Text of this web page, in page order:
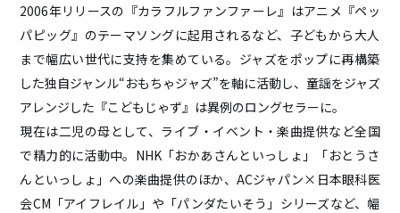
2006年リリースの『カラフルファンファーレ』はアニメ『ペッ
パピッグ』のテーマソングに起用されるなど、子どもから大人
まで幅広い世代に支持を集めている。ジャズをポップに再構築
した独自ジャ ンル“おもちゃジャズ”を軸に活動し、 童謡をジャズ
アレンジした『こどもじゃず』は異例のロングセラーに。
現在は二児の母として、ライブ・イベント・楽曲提供など全国
で精力的に活動中。NHK「おかあさんといっしょ」「おとうさ
んといっしょ」への楽曲提供のほか、ACジャパン× 日本眼科医
会CM「アイフレイル」や「パンダたいそう」 シリーズなど、幅